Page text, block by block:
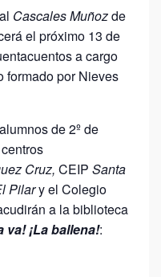
Cascales Muñozde
el próximo 13 de
a cargo
formado por Nieves
de 2º de
Cruz, CEIP Santa
Pilary el Colegio
a la biblioteca
va! ¡La ballena!: